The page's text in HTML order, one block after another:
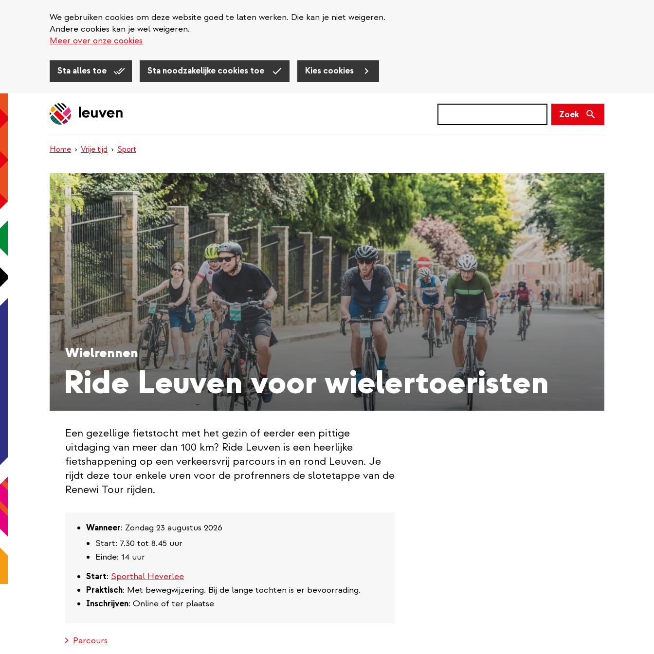
We gebruiken cookies om deze website goed te laten werken. Die kan je niet weigeren.
Andere cookies kan je wel weigeren.
Meer over onze cookies
Sta alles toe Sta noodzakelijke cookies toe Kies cookies
verplicht)
Zoek
Home Vrije tijd Sport
Wielrennen
Ride Leuven voor wielertoeristen
Een gezellige fietstocht met het gezin of eerder een pittige
uitdaging van meer dan 100 km? Ride Leuven is een heerlijke
fietshappening op een verkeersvrij parcours in en rond Leuven. Je
rijdt deze tour enkele uren voor de profrenners de slotetappe van de
Renewi Tour rijden.
Wanneer: Zondag 23 augustus 2026
Start: 7.30 tot 8.45 uur
Einde: 14 uur
Start: Sporthal Heverlee
Praktisch: Met bewegwijzering. Bij de lange tochten is er bevoorrading.
Inschrijven: Online of ter plaatse
Parcours